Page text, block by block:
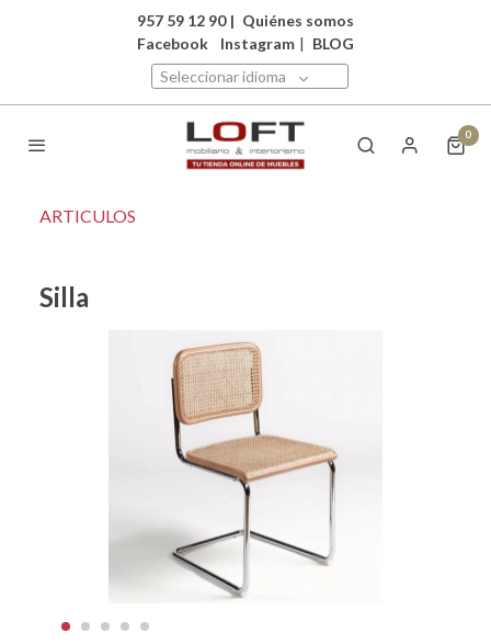
957 59 12 90 | Quiénes somos
Facebook
Instagram | BLOG
Seleccionar idioma
0
ARTICULOS
Silla